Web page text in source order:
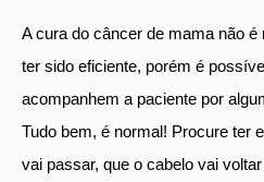
A cura do câncer de mama não
ter sido eficiente, porém é
acompanhem a paciente por
Tudo bem, é normal! Procure ter
vai passar, que o cabelo vai